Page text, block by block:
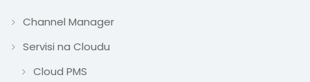
Channel Manager
Servisi na Cloudu
Cloud PMS